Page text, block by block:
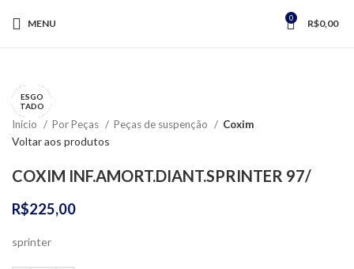
MENU 0 R$0,00
Clique para ampliar
Início Por Peças Peças de suspenção Coxim
Voltar aos produtos
COXIM INF.AMORT.DIANT.SPRINTER 97/
R$225,00
sprinter
ESGO
TADO
VENDA
VENDA
ESGO
TADO
ESGO
TADO
ESGO
TADO